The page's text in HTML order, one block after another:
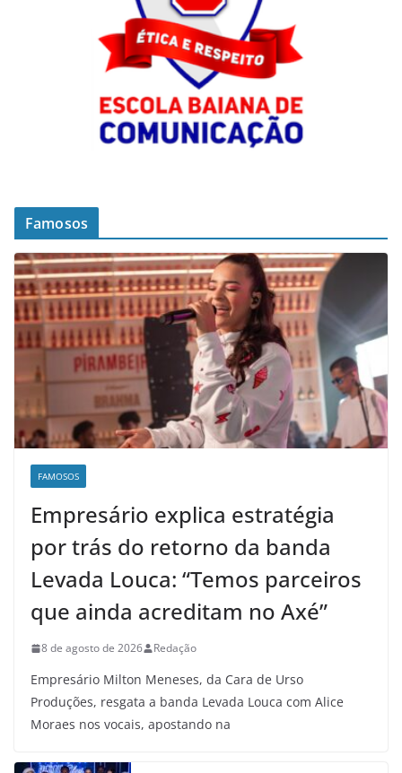
Famosos
FAMOSOS
Empresário explica estratégia
por trás do retorno da banda
Levada Louca: “Temos parceiros
que ainda acreditam no Axé”
8 de agosto de 2026 Redação
Empresário Milton Meneses, da Cara de Urso
Produções, resgata a banda Levada Louca com Alice
Moraes nos vocais, apostando na